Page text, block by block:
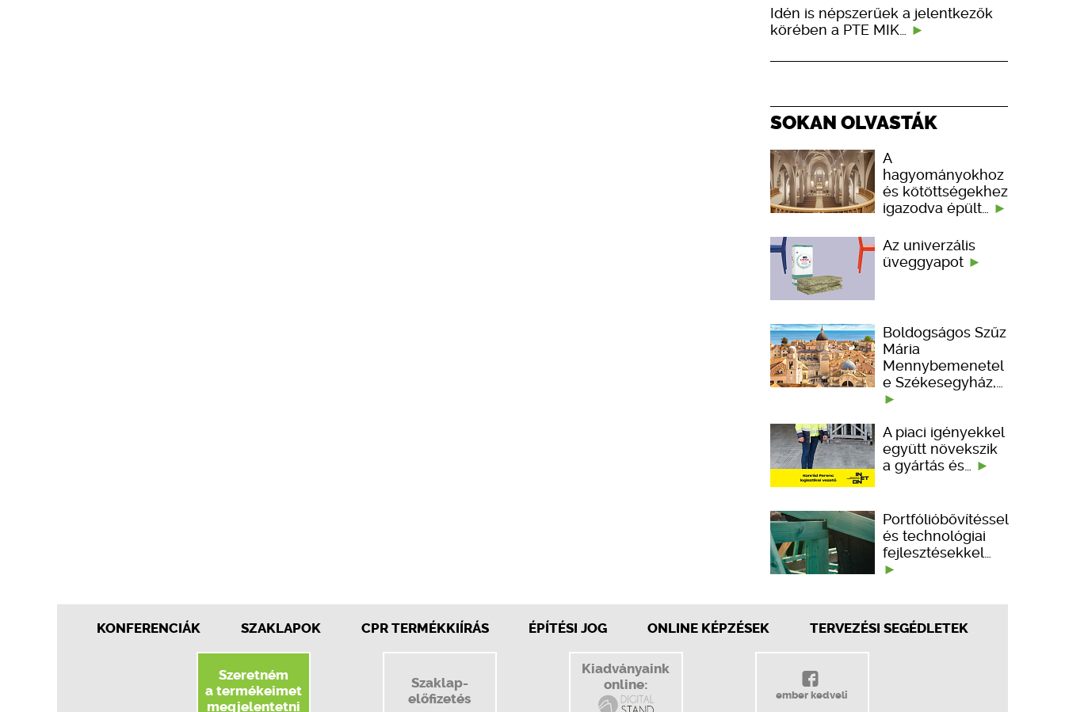
Idén is népszerűek a jelentkezők
körében a PTE MIK…
SOKAN OLVASTÁK
A
hagyományokhoz
és kötöttségekhez
igazodva épült…
Az univerzális
üveggyapot
Boldogságos Szűz
Mária
Mennybemenetel
e Székesegyház,…
A piaci igényekkel
együtt növekszik
a gyártás és…
Portfólióbővítéssel
és technológiai
fejlesztésekkel…
KONFERENCIÁK SZAKLAPOK CPR TERMÉKKIÍRÁS ÉPÍTÉSI JOG ONLINE KÉPZÉSEK TERVEZÉSI SEGÉDLETEK
Szeretném
a termékeimet
megjelentetni
Szaklap-
előfizetés
Kiadványaink
online:
ember kedveli